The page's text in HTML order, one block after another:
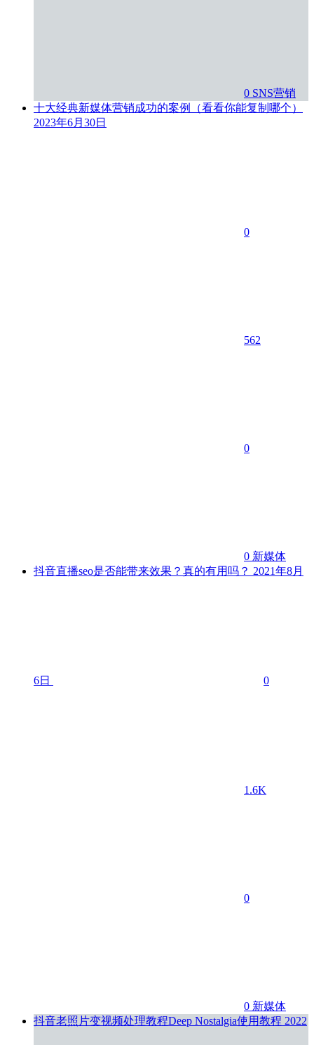
0 SNS营销
十大经典新媒体营销成功的案例（看看你能复制哪个）
2023年6月30日
0
562
0
0 新媒体
抖音直播seo是否能带来效果？真的有用吗？ 2021年8月
6日 0
1.6K
0
0 新媒体
抖音老照片变视频处理教程Deep Nostalgia使用教程 2022